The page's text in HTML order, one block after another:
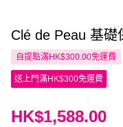
Clé de Peau 基礎
自提點滿HK$300.00免運費
送上門滿HK$300免運費
HK$1,588.00